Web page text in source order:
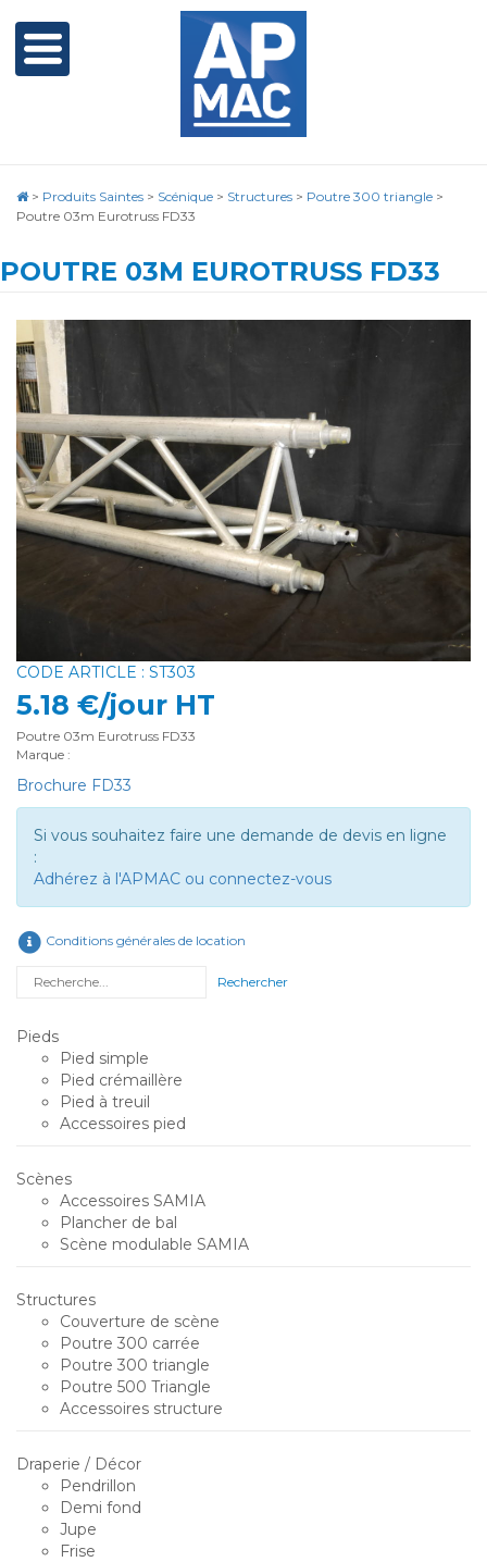
> Produits Saintes > Scénique > Structures > Poutre 300 triangle >
Poutre 03m Eurotruss FD33
POUTRE 03M EUROTRUSS FD33
CODE ARTICLE : ST303
5.18 €/jour HT
Poutre 03m Eurotruss FD33
Marque :
Brochure FD33
Si vous souhaitez faire une demande de devis en ligne
:
Adhérez à l'APMAC ou connectez-vous
Conditions générales de location
Rechercher
Pieds
Pied simple
Pied crémaillère
Pied à treuil
Accessoires pied
Scènes
Accessoires SAMIA
Plancher de bal
Scène modulable SAMIA
Structures
Couverture de scène
Poutre 300 carrée
Poutre 300 triangle
Poutre 500 Triangle
Accessoires structure
Draperie / Décor
Pendrillon
Demi fond
Jupe
Frise